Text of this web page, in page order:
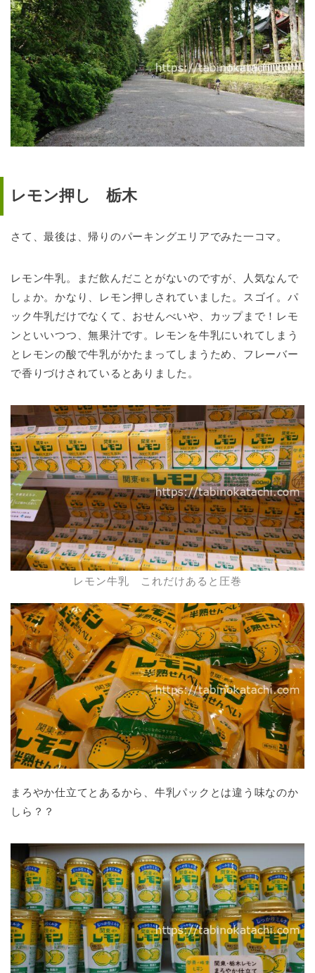
レモン押し 栃木
さて、最後は、帰りのパーキングエリアでみた一コマ。
レモン牛乳。まだ飲んだことがないのですが、人気なんで
しょか。かなり、レモン押しされていました。スゴイ。パ
ック牛乳だけでなくて、おせんべいや、カップまで！レモ
ンといいつつ、無果汁です。レモンを牛乳にいれてしまう
とレモンの酸で牛乳がかたまってしまうため、フレーバー
で香りづけされているとありました。
レモン牛乳 これだけあると圧巻
まろやか仕立てとあるから、牛乳パックとは違う味なのか
しら？？